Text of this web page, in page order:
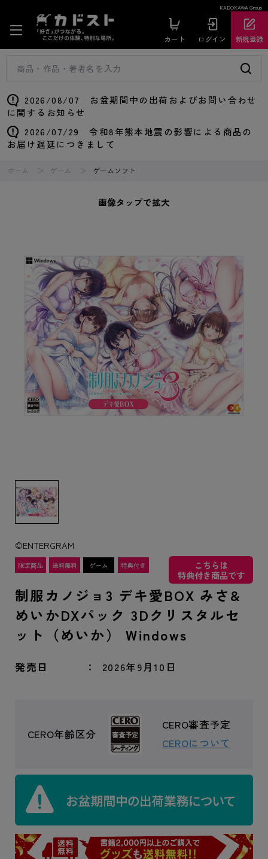
KADOKAWA Group
カート ログイン 新規登録
2026/08/07 お盆期間中の出荷およびお問い合わせ
に関するお知らせ
2026/07/29 令和8年熊本地震の影響による商品の
お届け遅延につきまして
ホーム ゲーム ゲームソフト
画像タップで拡大
©ENTERGRAM
こちらは
特典付き商品です
制服カノジョ3 デキ愛BOX みさ&
めいかDXパック 3Dクリスタルセ
ット（めいか） Windows
発売日 2026年9月10日
CERO年齢区分
CERO審査予定
CEROについて